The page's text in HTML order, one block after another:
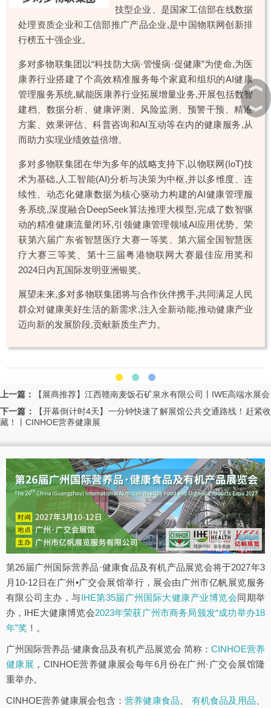
技型企业、是国家工信部在线数据
处理资质企业和工信部推广产品企业,是中国物联网创新排
行榜五十强企业。
多对多物联集团以“科技防大病·管慢病·促健康”为使命,为医
康养行业搭建了个高效精准服务每个家庭和组织的AI健康
管理服务系统,赋能医康养行业拓展增量业务,开展包括数智
建档、数据分析、健康评测、风险监测、预警干预、精准
方案、效果评估、科普咨询和AI互动等在内的健康服务,从
而助力实现业绩效益倍增。
多对多物联集团在华为多年的战略支持下,以物联网(IoT)技
术为基础,人工智能(AI)分析与决策为中枢,并以多维度、连
续性、动态化健康数据为核心驱动力构建的AI健康管理服
务系统,深度融合DeepSeek算法推理大模型,完成了数智驱
动的精准健康流量闭环,引领健康管理领域AI应用优势。荣
获第六届广东省智慧医疗大赛一等奖、第六届全国智慧医
疗大赛三等奖、第十三届粤港物联网大赛最佳应用奖和
2024日内瓦国际发明亚洲银奖。
展望未来,多对多物联集团将与合作伙伴携手,共同满足人民
群众对健康美好生活的新需求,注入全新动能,推动健康产业
迈向新的发展阶段,贡献新质生产力。
上一篇：
【展商推荐】江西赣南麦饭石矿泉水有限公司丨IWE高端水展会
下一篇：
【开幕倒计时4天】一分钟快速了解展馆公共交通路线！赶紧收
藏！丨CINHOE营养健康展
第26届广州国际营养品·健康食品及有机产品展览会将于2027年3
月10-12日在广州•广交会展馆举行，展会由广州市亿帆展览服务
有限公司主办，与IHE第35届广州国际大健康产业博览会同期举
办，IHE大健康博览会2023年荣获广州市商务局颁发“成功举办18
年”奖 ！。
广州国际营养品·健康食品及有机产品展览会 简称： CINHOE营养
健康展 ，CINHOE营养健康展会每年6月份在广州·广交会展馆隆
重举办。
CINHOE营养健康展会包含： 营养健康食品 有机食品及用品
︽
︾